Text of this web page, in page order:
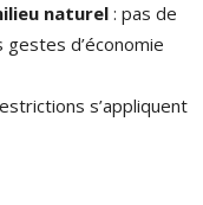
naturel: pas de
d’économie
s’appliquent